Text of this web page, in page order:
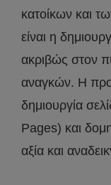
κατοίκων και
είναι η
ακριβώς στον
αναγκών. Η
δημιουργία
Pages) και
αξία και